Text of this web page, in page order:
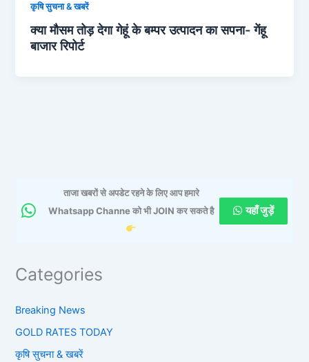
कृषि सुचना & खबरें
क्या मौसम तोड़ देगा गेहूं के बम्पर उत्पादन का सपना- गेंहू
बाजार रिपोर्ट
ताजा खबरों से अपडेट रहने के लिए आप हमारे
Whatsapp Channe को भी JOIN कर सकते है
यहाँ जुड़ें
Categories
Breaking News
GOLD RATES TODAY
कृषि सुचना & खबरें